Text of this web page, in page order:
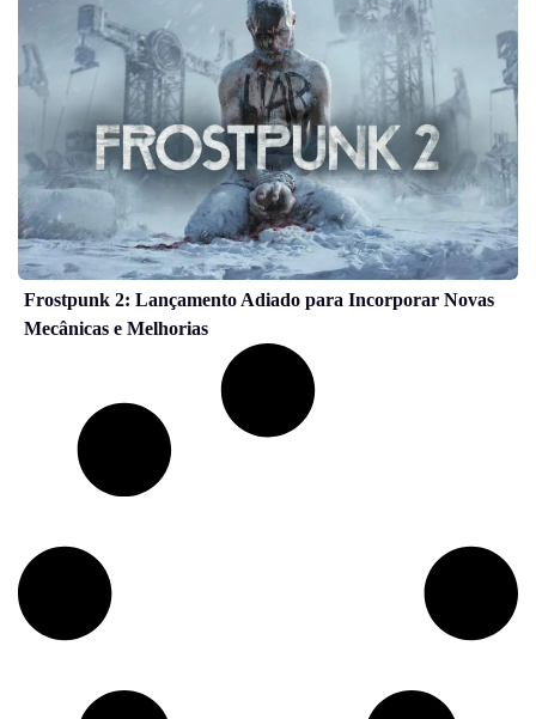
Frostpunk 2: Lançamento Adiado para Incorporar Novas
Mecânicas e Melhorias